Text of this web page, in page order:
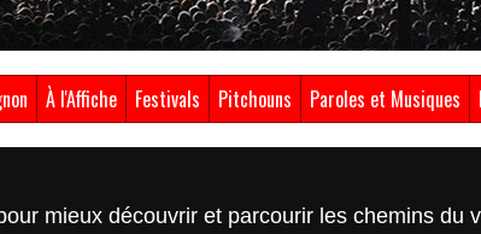
À l'Affiche Festivals Pitchouns Paroles et Musiques
mieux découvrir et parcourir les chemins du